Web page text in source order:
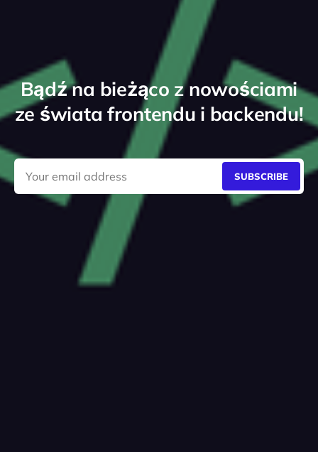
Bądź na bieżąco z nowościami
ze świata frontendu i backendu!
SUBSCRIBE